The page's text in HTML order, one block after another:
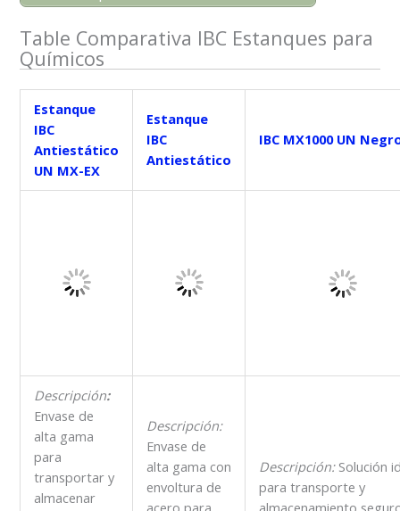
Table Comparativa IBC Estanques para
Químicos
Estanque
IBC
Antiestático
UN MX-EX
Estanque
IBC
Antiestático
IBC MX1000 UN
Descripción:
Envase de
alta gama
para
transportar y
almacenar
Descripción:
Envase de
alta gama con
envoltura de
acero para
Descripción:Solución
para transporte y
almacenamiento